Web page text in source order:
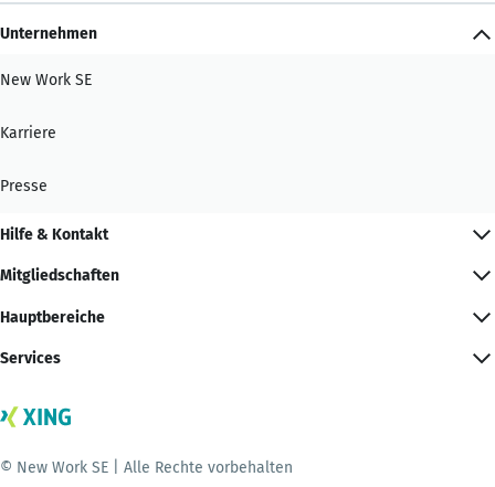
Unternehmen
New Work SE
Karriere
Presse
Hilfe & Kontakt
Mitgliedschaften
Hauptbereiche
Services
© New Work SE | Alle Rechte vorbehalten